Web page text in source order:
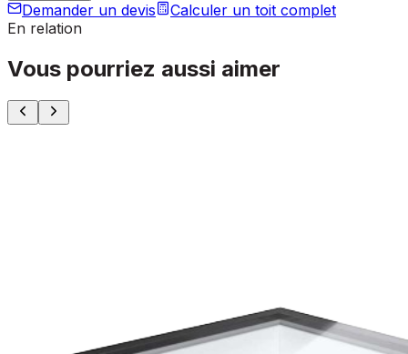
Demander un devis
Calculer un toit complet
En relation
Vous pourriez aussi aimer